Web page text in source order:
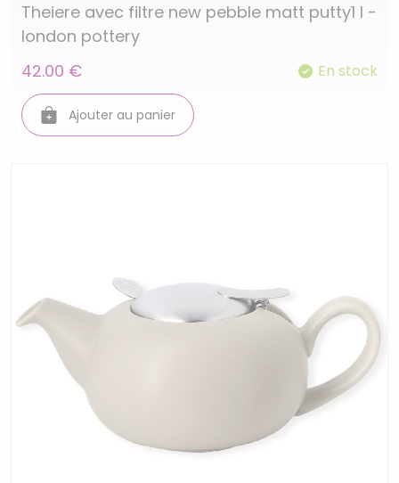
Theiere avec filtre new pebble matt putty1 l -
london pottery
42.00 €
En stock
Ajouter au panier